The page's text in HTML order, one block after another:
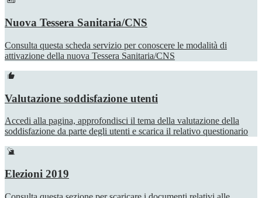
Nuova Tessera Sanitaria/CNS
Consulta questa scheda servizio per conoscere le modalità di
attivazione della nuova Tessera Sanitaria/CNS
Valutazione soddisfazione utenti
Accedi alla pagina, approfondisci il tema della valutazione della
soddisfazione da parte degli utenti e scarica il relativo questionario
Elezioni 2019